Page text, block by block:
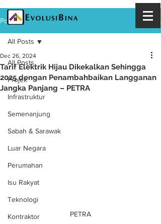
Post
All Posts
Projek
Infrastruktur
Semenanjung
Sabah & Sarawak
Luar Negara
Perumahan
Isu Rakyat
Teknologi
Kontraktor
All Posts
Tarif Elektrik Hijau Dikekalkan Sehingga
2025 dengan Penambahbaikan Langganan
Jangka Panjang – PETRA
Dec 26, 2024
PETRA